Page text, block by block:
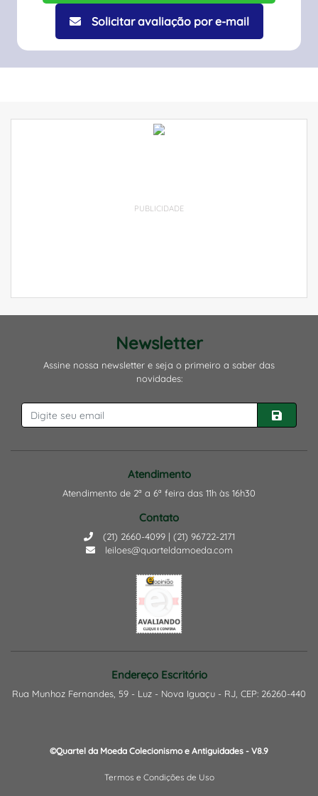
Solicitar avaliação por e-mail
PUBLICIDADE
Newsletter
Assine nossa newsletter e seja o primeiro a saber das
novidades:
Atendimento
Atendimento de 2ª a 6ª feira das 11h às 16h30
Contato
(21) 2660-4099 | (21) 96722-2171
leiloes@quarteldamoeda.com
Endereço Escritório
Rua Munhoz Fernandes, 59 - Luz - Nova Iguaçu - RJ, CEP: 26260-440
©Quartel da Moeda Colecionismo e Antiguidades - V8.9
Termos e Condições de Uso